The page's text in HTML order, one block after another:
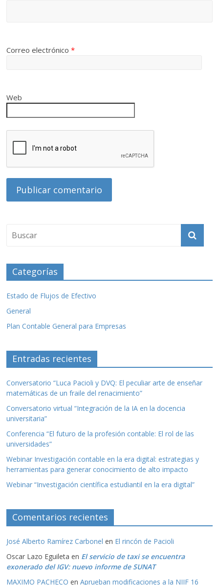
Correo electrónico*
Web
Categorías
Estado de Flujos de Efectivo
General
Plan Contable General para Empresas
Entradas recientes
Conversatorio “Luca Pacioli y DVQ: El peculiar arte de enseñar
matemáticas de un fraile del renacimiento”
Conversatorio virtual “Integración de la IA en la docencia
universitaria”
Conferencia “El futuro de la profesión contable: El rol de las
universidades”
Webinar Investigación contable en la era digital: estrategias y
herramientas para generar conocimiento de alto impacto
Webinar “Investigación científica estudiantil en la era digital”
Comentarios recientes
José Alberto Ramírez Carbonel en El rincón de Pacioli
Oscar Lazo Eguileta en El servicio de taxi se encuentra
exonerado del IGV: nuevo informe de SUNAT
MAXIMO PACHECO enAprueban modificaciones a la NIIF 16